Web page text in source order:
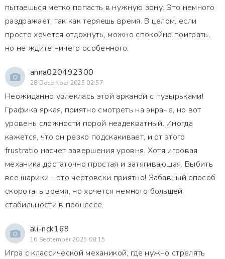
пытаешься метко попасть в нужную зону. Это немного
раздражает, так как теряешь время. В целом, если
просто хочется отдохнуть, можно спокойно поиграть,
но не ждите ничего особенного.
anna020492300
28 December 2025 02:57
Неожиданно увлеклась этой арканой с пузырьками!
Графика яркая, приятно смотреть на экране, но вот
уровень сложности порой неадекватный. Иногда
кажется, что он резко подскакивает, и от этого
frustratio насчет завершения уровня. Хотя игровая
механика достаточно простая и затягивающая. Выбить
все шарики - это чертовски приятно! Забавный способ
скоротать время, но хочется немного большей
стабильности в процессе.
ali-nck169
16 September 2025 08:15
Игра с классической механикой, где нужно стрелять